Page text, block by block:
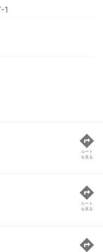
1
ルート
を見る
ルート
を見る